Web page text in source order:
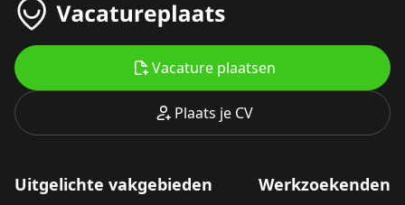
Plaats je CV
Vacature plaatsen
Uitgelichte vakgebieden Werkzoekenden